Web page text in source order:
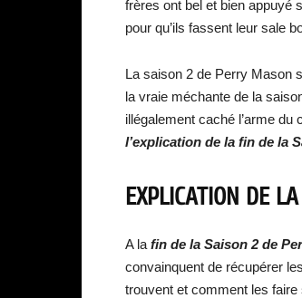
frères ont bel et bien appuyé
pour qu’ils fassent leur sale
La saison 2 de Perry Mason
la vraie méchante de la
illégalement caché l’arme
l’explication de la fin de la
EXPLICATION DE
A la fin de la Saison 2 de
convainquent de récupérer
trouvent et comment les faire